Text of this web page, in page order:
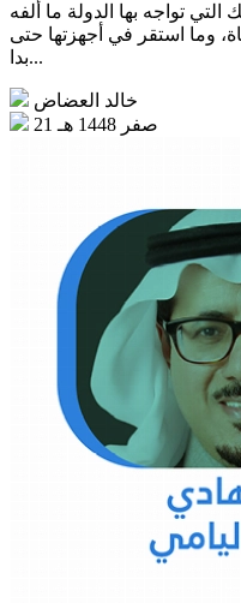
تواجه بها الدولة ما ألفه
وما استقر في أجهزتها حتى
بدا...
خالد العضاض
21 صفر 1448 هـ